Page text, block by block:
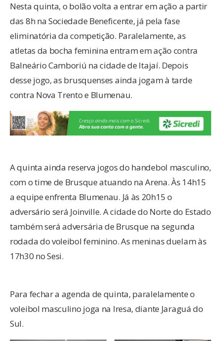
Nesta quinta, o bolão volta a entrar em ação a partir
das 8h na Sociedade Beneficente, já pela fase
eliminatória da competição. Paralelamente, as
atletas da bocha feminina entram em ação contra
Balneário Camboriú na cidade de Itajaí. Depois
desse jogo, as brusquenses ainda jogam à tarde
contra Nova Trento e Blumenau.
A quinta ainda reserva jogos do handebol masculino,
com o time de Brusque atuando na Arena. Às 14h15
a equipe enfrenta Blumenau. Já às 20h15 o
adversário será Joinville. A cidade do Norte do Estado
também será adversária de Brusque na segunda
rodada do voleibol feminino. As meninas duelam às
17h30 no Sesi.
Para fechar a agenda de quinta, paralelamente o
voleibol masculino joga na Iresa, diante Jaraguá do
Sul.